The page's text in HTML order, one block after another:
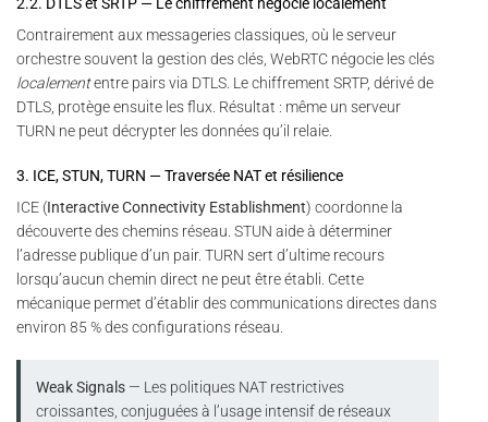
2.2. DTLS et SRTP — Le chiffrement négocié localement
Contrairement aux messageries classiques, où le serveur
orchestre souvent la gestion des clés, WebRTC négocie les clés
localemententre pairs via DTLS. Le chiffrement SRTP, dérivé de
DTLS, protège ensuite les flux. Résultat : même un serveur
TURN ne peut décrypter les données qu’il relaie.
3. ICE, STUN, TURN — Traversée NAT et résilience
ICE (Interactive Connectivity Establishment) coordonne la
découverte des chemins réseau. STUN aide à déterminer
l’adresse publique d’un pair. TURN sert d’ultime recours
lorsqu’aucun chemin direct ne peut être établi. Cette
mécanique permet d’établir des communications directes dans
environ 85 % des configurations réseau.
Weak Signals — Les politiques NAT restrictives
croissantes, conjuguées à l’usage intensif de réseaux